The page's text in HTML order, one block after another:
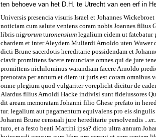
ten behoeve van het D.H. te Utrecht van een erf in
Universis presencia visuris Israel et Johannes
noticiam cum salute veniens coram nobis Joannes
libris nigrorum turonensium legalium eidem ut fatebatur
chardem et inter Aleydem Muliardi Arnoldo uten Wuwer
dicti Brune sacerdotis hereditarie possidendam et
ciavit promittens facere renunciare omnes qui de jure
promittens nichilominus warandiam facere Arnoldo
prenotata per annum et diem ut juris est coram omnibus
omne plegium quod vulgariter voreplicht dicitur de
Alardus filius Arnoldi Hacke indivisi sunt fideiussores
dit aream memoratam Johanni filio Ghese prefato in
tur. legalium aut pagamentum equivalens pro eis
Johanni Brune censuali jure hereditarie persolvendis
turo, et a festo beati Martini ipsa? dicto ultra annum